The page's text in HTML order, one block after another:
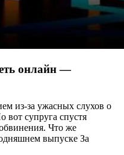
онлайн —
из-за ужасных слухов о
супруга спустя
Что же
выпуске За